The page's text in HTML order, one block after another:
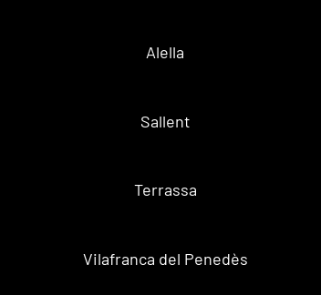
Alella
Sallent
Terrassa
Vilafranca del Penedès